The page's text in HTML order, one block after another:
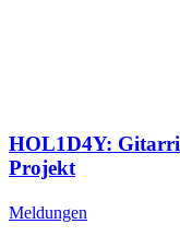
HOL1D4Y:
Projekt
Meldungen